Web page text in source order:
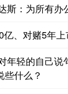
斯：为所有办
亿、对赌5年
年轻的自己说
些什么？